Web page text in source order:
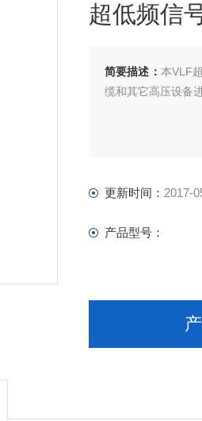
超低频信
简要描述： 本VLF
缆和其它高压设备
更新时间： 2017-
产品型号：